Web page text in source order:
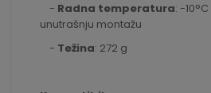
- Radna temperatura: -
unutrašnju montažu
- Težina: 272 g